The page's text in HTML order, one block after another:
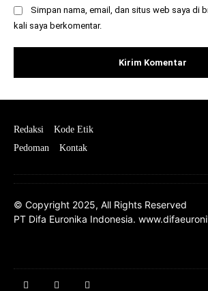
Simpan nama, email, dan situs web saya di
kali saya berkomentar.
Redaksi
Kode Etik
Pedoman
Kontak
© Copyright 2025, All Rights Reserved
PT Difa Euronika Indonesia.